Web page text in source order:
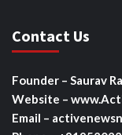
Contact Us
Founder – Saurav
Website –
Email –